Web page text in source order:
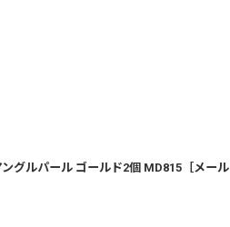
グルパール ゴールド2個 MD815［メール